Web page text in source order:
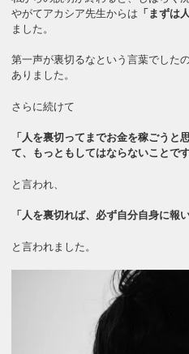
やがてアカシア先生からは 「まずは
ました。
第一声が裏切るなという言葉でした
ありました。
さらに続けて
「人を裏切ってまでお金を稼ごうと
て、もっともしてはならないことです
と言われ、
「人を裏切れば、必ず自分自身に報
と言われました。